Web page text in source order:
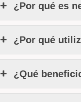
¿Por qué es
¿Por qué
¿Qué